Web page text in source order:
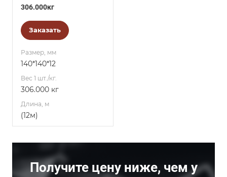
306.000кг
Заказать
Размер, мм
140*140*12
Вес 1 шт./кг.
306.000 кг
Длина, м
(12м)
Получите цену ниже, чем у